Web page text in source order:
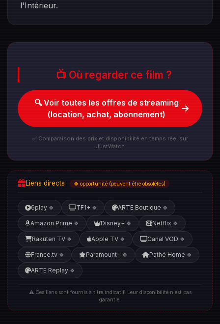
l'Intérieur.
📺 Où regarder ce film ?
🔍 Voir toutes les offres de streaming
(location, achat, abonnement)
✅ Comparaison des prix et disponibilité en temps réel sur
JustWatch
Liens directs 🍀 opportunité (peuvent être obsolètes)
6play 🍀 TF1+ 🍀 ARTE Boutique 🍀
Amazon Prime 🍀 Disney+ 🍀 Netflix 🍀
Rakuten TV 🍀 Apple TV 🍀 Canal VOD 🍀
France.tv 🍀 Paramount+ 🍀 Pathé Home 🍀
ARTE Replay 🍀
⚠️ Ces liens sont fournis à titre indicatif. Leur disponibilité n'est pas
garantie.